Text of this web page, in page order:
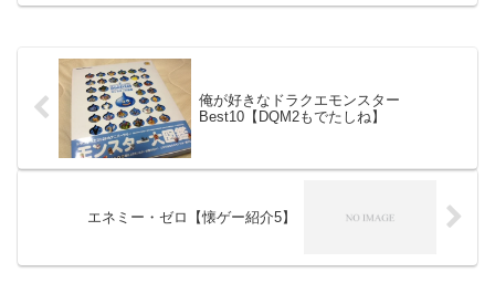
俺が好きなドラクエモンスター
Best10【DQM2もでたしね】
エネミー・ゼロ【懐ゲー紹介5】